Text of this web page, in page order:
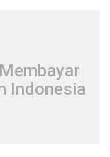
Indonesia